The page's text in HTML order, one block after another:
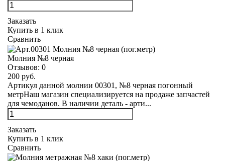
Заказать
Купить в 1 клик
Сравнить
Молния №8 черная
Отзывов: 0
200 руб.
Артикул данной молнии 00301, №8 черная погонный
метрНаш магазин специализируется на продаже запчастей
для чемоданов. В наличии деталь - арти...
Заказать
Купить в 1 клик
Сравнить